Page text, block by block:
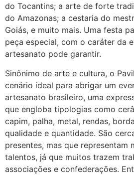
do Tocantins; a arte de forte
do Amazonas; a cestaria do
Goiás, e muito mais. Uma festa
peça especial, com o caráter da
artesanato pode garantir.
Sinônimo de arte e cultura, o
cenário ideal para abrigar um
artesanato brasileiro, uma
que engloba tipologias como
capim, palha, metal, rendas,
qualidade e quantidade. São
presentes, mas que representam
talentos, já que muitos trazem
associações e confederações.